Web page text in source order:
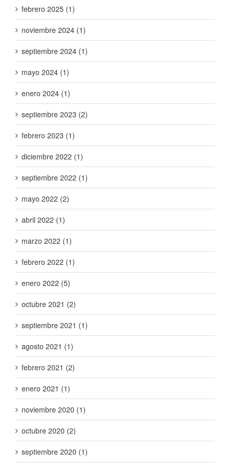
febrero 2025 (1)
noviembre 2024 (1)
septiembre 2024 (1)
mayo 2024 (1)
enero 2024 (1)
septiembre 2023 (2)
febrero 2023 (1)
diciembre 2022 (1)
septiembre 2022 (1)
mayo 2022 (2)
abril 2022 (1)
marzo 2022 (1)
febrero 2022 (1)
enero 2022 (5)
octubre 2021 (2)
septiembre 2021 (1)
agosto 2021 (1)
febrero 2021 (2)
enero 2021 (1)
noviembre 2020 (1)
octubre 2020 (2)
septiembre 2020 (1)